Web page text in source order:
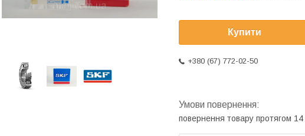
Купити
+380 (67) 772-02-50
повернення товару протягом 14